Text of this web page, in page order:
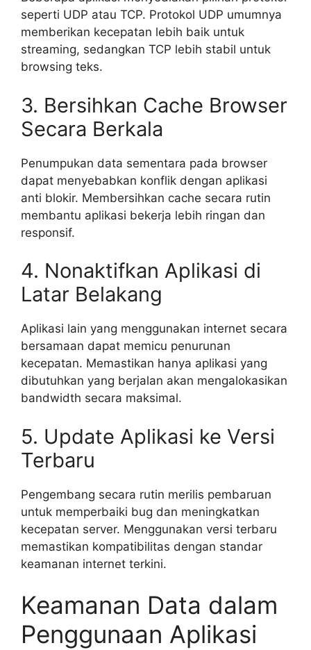
seperti UDP atau TCP. Protokol UDP umumnya
memberikan kecepatan lebih baik untuk
streaming, sedangkan TCP lebih stabil untuk
browsing teks.
3. Bersihkan Cache Browser
Secara Berkala
Penumpukan data sementara pada browser
dapat menyebabkan konflik dengan aplikasi
anti blokir. Membersihkan cache secara rutin
membantu aplikasi bekerja lebih ringan dan
responsif.
4. Nonaktifkan Aplikasi di
Latar Belakang
Aplikasi lain yang menggunakan internet secara
bersamaan dapat memicu penurunan
kecepatan. Memastikan hanya aplikasi yang
dibutuhkan yang berjalan akan mengalokasikan
bandwidth secara maksimal.
5. Update Aplikasi ke Versi
Terbaru
Pengembang secara rutin merilis pembaruan
untuk memperbaiki bug dan meningkatkan
kecepatan server. Menggunakan versi terbaru
memastikan kompatibilitas dengan standar
keamanan internet terkini.
Keamanan Data dalam
Penggunaan Aplikasi